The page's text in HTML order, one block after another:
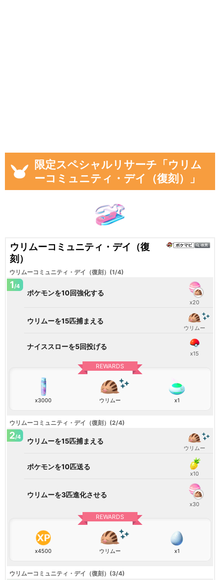
限定スペシャルリサーチ「ウリム
ーコミュニティ・デイ（復刻）」
ウリムーコミュニティ・デイ（復
刻）
ウリムーコミュニティ・デイ（復刻）(1/4)
1/4
ポケモンを10回強化する
x20
ウリムーを15匹捕まえる
ウリムー
ナイススローを5回投げる
x15
REWARDS
x3000 ウリムー x1
ウリムーコミュニティ・デイ（復刻）(2/4)
2/4 ウリムーを15匹捕まえる
ウリムー
ポケモンを10匹送る
x10
ウリムーを3匹進化させる
x30
REWARDS
x4500 ウリムー x1
ウリムーコミュニティ・デイ（復刻）(3/4)